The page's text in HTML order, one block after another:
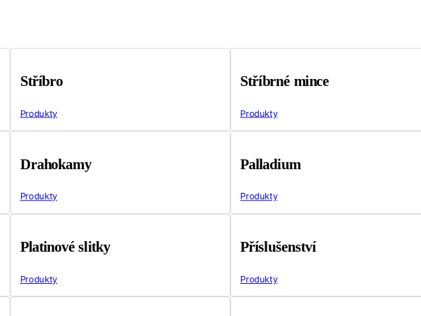
Stříbro
Produkty
Stříbrné mince
Produkty
Drahokamy
Produkty
Palladium
Produkty
Platinové slitky
Produkty
Příslušenství
Produkty